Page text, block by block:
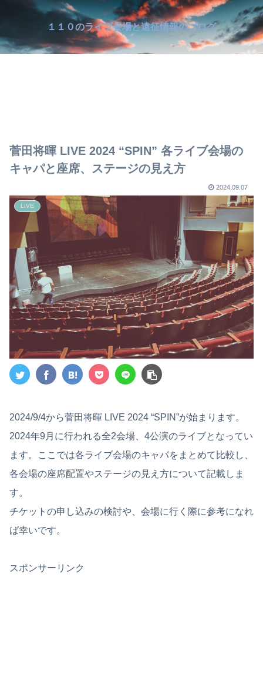
１１０のライブ会場と遠征情報のブログ
菅田将暉 LIVE 2024 “SPIN” 各ライブ会場の
キャパと座席、ステージの見え方
2024.09.07
LIVE
2024/9/4から菅田将暉 LIVE 2024 “SPIN”が始まります。
2024年9月に行われる全2会場、4公演のライブとなってい
ます。ここでは各ライブ会場のキャパをまとめて比較し、
各会場の座席配置やステージの見え方について記載しま
す。
チケットの申し込みの検討や、会場に行く際に参考になれ
ば幸いです。
スポンサーリンク